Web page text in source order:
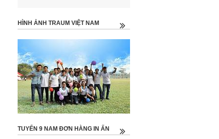
HÌNH ẢNH TRAUM VIỆT NAM
TUYỂN 9 NAM ĐƠN HÀNG IN ẤN